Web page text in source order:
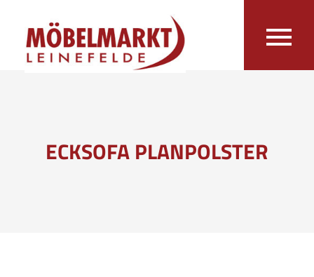
ECKSOFA PLANPOLSTER